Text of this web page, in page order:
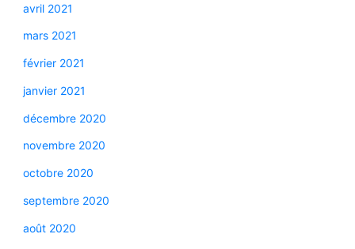
avril 2021
mars 2021
février 2021
janvier 2021
décembre 2020
novembre 2020
octobre 2020
septembre 2020
août 2020